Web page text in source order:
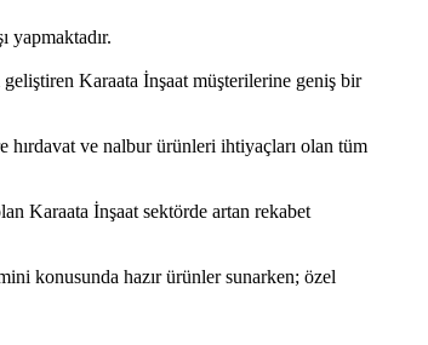
yapmaktadır.
Karaata İnşaat müşterilerine geniş bir
hırdavat ve nalbur ürünleri ihtiyaçları olan tüm
Karaata İnşaat sektörde artan rekabet
konusunda hazır ürünler sunarken; özel